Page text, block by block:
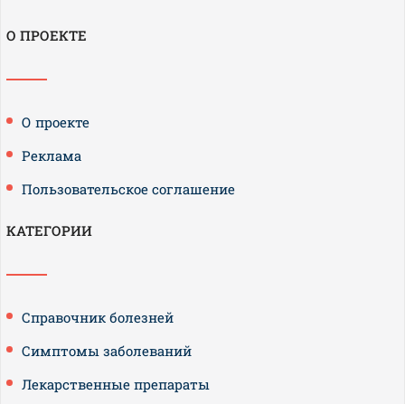
О ПРОЕКТЕ
О проекте
Реклама
Пользовательское соглашение
КАТЕГОРИИ
Справочник болезней
Симптомы заболеваний
Лекарственные препараты